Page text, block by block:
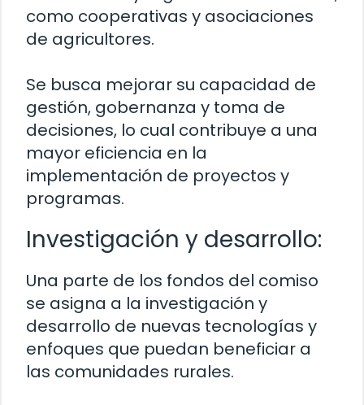
como cooperativas y asociaciones
de agricultores.
Se busca mejorar su capacidad de
gestión, gobernanza y toma de
decisiones, lo cual contribuye a una
mayor eficiencia en la
implementación de proyectos y
programas.
Investigación y desarrollo:
Una parte de los fondos del comiso
se asigna a la investigación y
desarrollo de nuevas tecnologías y
enfoques que puedan beneficiar a
las comunidades rurales.